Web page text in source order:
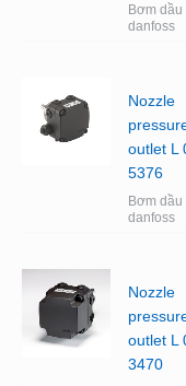
Bơm dầu
danfoss
Nozzle
outlet L
5376
Bơm dầu
danfoss
Nozzle
outlet L
3470